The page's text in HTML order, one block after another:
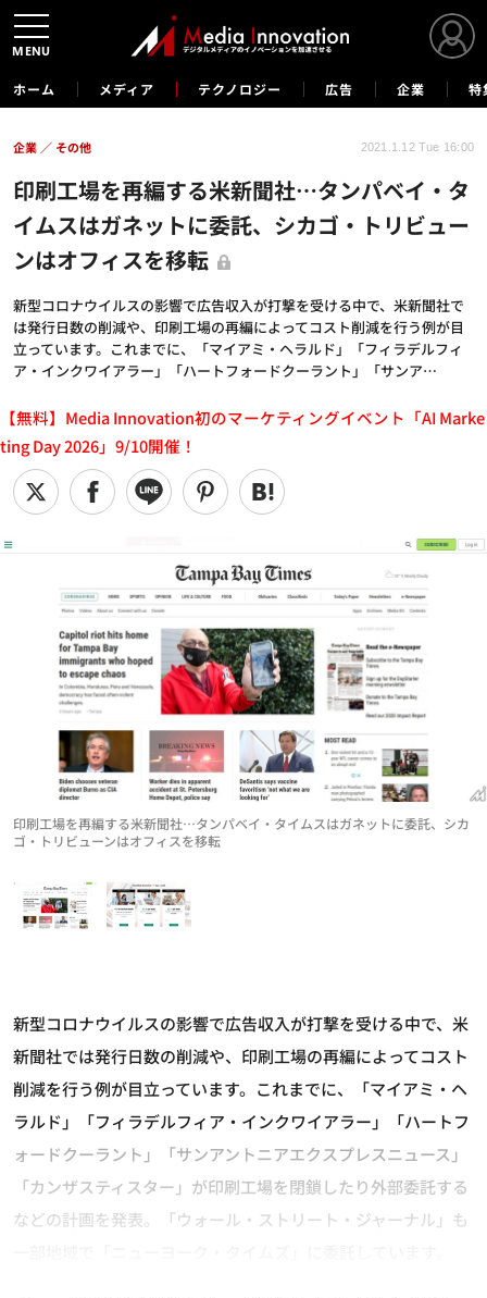
ホーム メディア テクノロジー 広告 企業 特
印刷工場を再編する米新聞社…タンパベイ・タ
イムスはガネットに委託、シカゴ・トリビュー
ンはオフィスを移転
新型コロナウイルスの影響で広告収入が打撃を受ける中で、米新聞社で
は発行日数の削減や、印刷工場の再編によってコスト削減を行う例が目
立っています。これまでに、「マイアミ・ヘラルド」「フィラデルフィ
ア・インクワイアラー」「ハートフォードクーラント」「サンア…
企業 その他 2021.1.12 Tue 16:00
【無料】Media Innovation初のマーケティングイベント「AI Marke
ting Day 2026」9/10開催！
印刷工場を再編する米新聞社…タンパベイ・タイムスはガネットに委託、シカ
ゴ・トリビューンはオフィスを移転
新型コロナウイルスの影響で広告収入が打撃を受ける中で、米
新聞社では発行日数の削減や、印刷工場の再編によってコスト
削減を行う例が目立っています。これまでに、「マイアミ・ヘ
ラルド」「フィラデルフィア・インクワイアラー」「ハートフ
ォードクーラント」「サンアントニアエクスプレスニュース」
「カンザスティスター」が印刷工場を閉鎖したり外部委託する
などの計画を発表。「ウォール・ストリート・ジャーナル」も
MENU